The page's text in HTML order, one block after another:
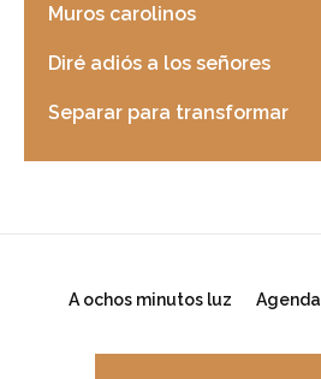
Muros carolinos
Diré adiós a los señores
Separar para transformar
A ochos minutos luz Agenda